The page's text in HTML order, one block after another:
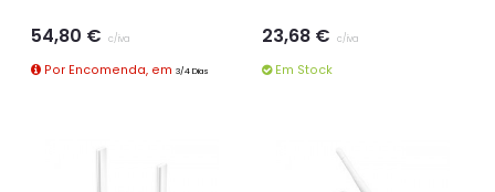
54,80 € c/iva
Por Encomenda, em 3/4 Dias
23,68 € c/iva
Em Stock